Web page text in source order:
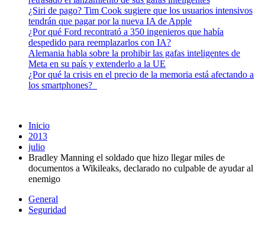
¿Siri de pago? Tim Cook sugiere que los usuarios intensivos
tendrán que pagar por la nueva IA de Apple
¿Por qué Ford recontrató a 350 ingenieros que había
despedido para reemplazarlos con IA?
Alemania habla sobre la prohibir las gafas inteligentes de
Meta en su país y extenderlo a la UE
¿Por qué la crisis en el precio de la memoria está afectando a
los smartphones?
Inicio
2013
julio
Bradley Manning el soldado que hizo llegar miles de
documentos a Wikileaks, declarado no culpable de ayudar al
enemigo
General
Seguridad